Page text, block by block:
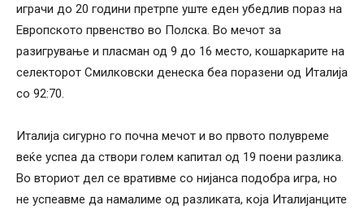
играчи до 20 години претрпе уште еден убедлив пораз на
Европското првенство во Полска. Во мечот за
разигрување и пласман од 9 до 16 место, кошаркарите на
селекторот Смилковски денеска беа поразени од Италија
со 92:70.
Италија сигурно го почна мечот и во првото полувреме
веќе успеа да створи голем капитал од 19 поени разлика.
Во вториот дел се вративме со нијанса подобра игра, но
не успеавме да намалиме од разликата, која Италијанците